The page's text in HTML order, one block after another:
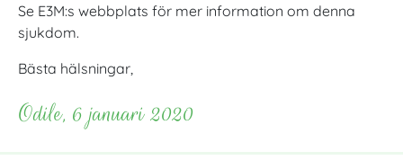
Se E3M:s webbplats för mer information om denna
sjukdom.
Bästa hälsningar,
Odile, 6 januari 2020